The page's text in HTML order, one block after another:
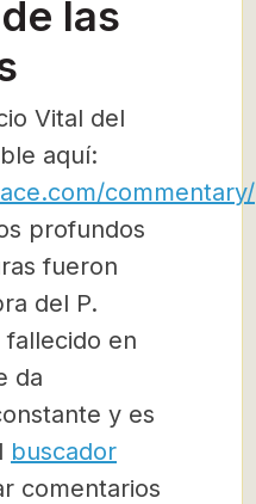
las
Vital del
aquí:
commentary/
profundos
fueron
del P.
fallecido en
da
y es
buscador
comentarios